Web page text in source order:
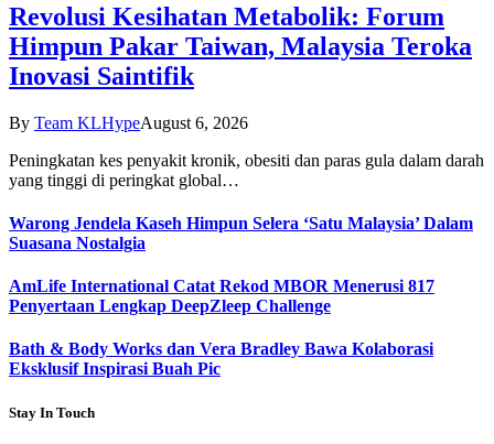
Revolusi Kesihatan Metabolik: Forum
Himpun Pakar Taiwan, Malaysia Teroka
Inovasi Saintifik
By Team KLHypeAugust 6, 2026
Peningkatan kes penyakit kronik, obesiti dan paras gula dalam darah
yang tinggi di peringkat global…
Warong Jendela Kaseh Himpun Selera ‘Satu Malaysia’ Dalam
Suasana Nostalgia
AmLife International Catat Rekod MBOR Menerusi 817
Penyertaan Lengkap DeepZleep Challenge
Bath & Body Works dan Vera Bradley Bawa Kolaborasi
Eksklusif Inspirasi Buah Pic
Stay In Touch